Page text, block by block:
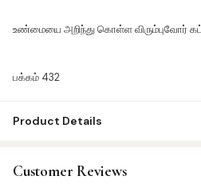
உண்மையை அறிந்து கொள்ள விரும்புவோர்
பக்கம் 432
Product Details
Categories: Fiqh,Tamil Islamic Books
Customer Reviews